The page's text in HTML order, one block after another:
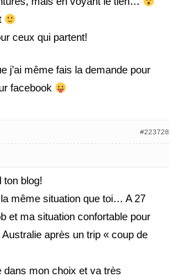
ceux qui partent!
j’ai même fais la demande pour
facebook
#223728
ton blog!
même situation que toi… A 27
et ma situation confortable pour
après un trip « coup de
dans mon choix et va très